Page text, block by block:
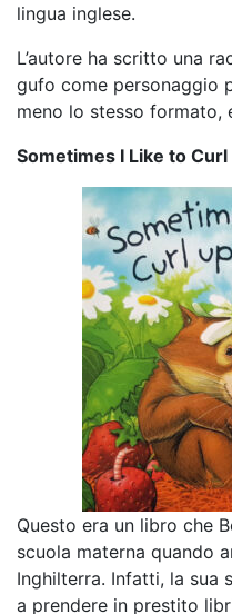
lingua inglese.
L’autore ha scritto una
gufo come personaggio
meno lo stesso
Sometimes I Like to
Questo era un libro che
scuola materna quando
Inghilterra. Infatti, la sua
a prendere in prestito